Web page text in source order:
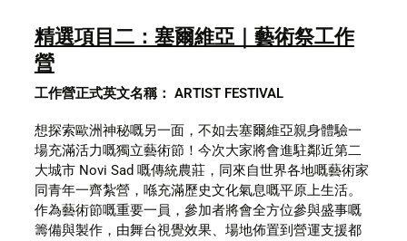
精選項目二：塞爾維亞｜藝術祭工作
營
工作營正式英文名稱： ARTIST FESTIVAL
想探索歐洲神秘嘅另一面，不如去塞爾維亞親身體驗一
場充滿活力嘅獨立藝術節！今次大家將會進駐鄰近第二
大城市 Novi Sad 嘅傳統農莊，同來自世界各地嘅藝術家
同青年一齊紮營，喺充滿歷史文化氣息嘅平原上生活。
作為藝術節嘅重要一員，參加者將會全方位參與盛事嘅
籌備與製作，由舞台視覺效果、場地佈置到營運支援都